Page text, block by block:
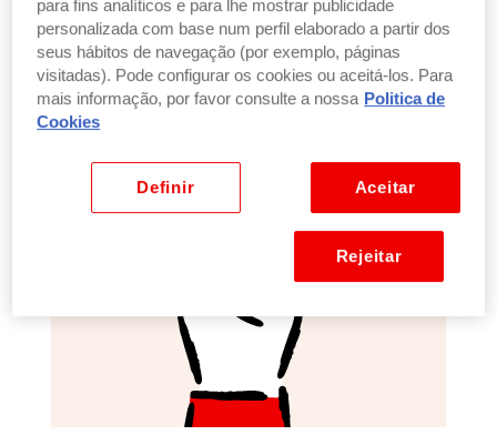
Vai à App e pede o teu cartão de débito
Adere, acede à App Santander e pede o teu cartão de
débito gratuito.
para fins analíticos e para lhe mostrar publicidade
personalizada com base num perfil elaborado a partir dos
seus hábitos de navegação (por exemplo, páginas
visitadas). Pode configurar os cookies ou aceitá-los. Para
mais informação, por favor consulte a nossa Politica de
Cookies
Aceitar
Definir
Rejeitar